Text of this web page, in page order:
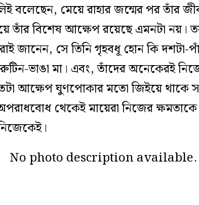
বলেছেন, মেয়ে রাহার জন্মের পর তাঁর
তাঁর বিশেষ আক্ষেপ রয়েছে এমনটা
জানেন, সে তিনি গৃহবধূ হোন কি দশটা-
রুটিন-ভাঙা মা। এবং, তাঁদের অনেকেরই
আক্ষেপ ঘুণপোকার মতো জিইয়ে থাকে
থেকেই মায়েরা নিজের